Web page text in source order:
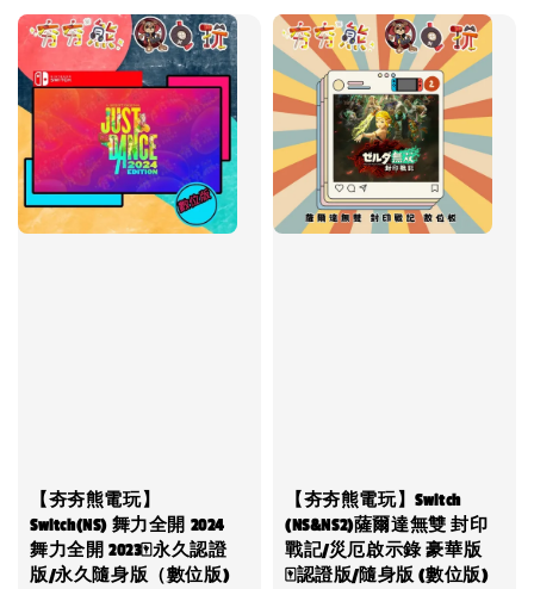
【夯夯熊電玩】
Switch(NS) 舞力全開 2024
舞力全開 2023🀄永久認證
版/永久隨身版（數位版)
【夯夯熊電玩】Switch
(NS&NS2)薩爾達無雙 封印
戰記/災厄啟示錄 豪華版
🀄認證版/隨身版 (數位版)